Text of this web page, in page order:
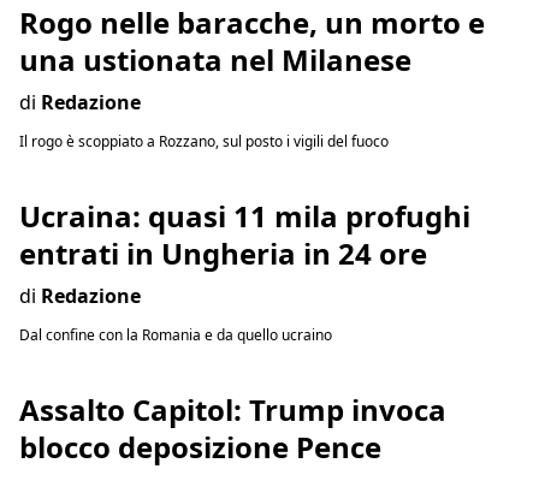
Rogo nelle baracche, un morto e
una ustionata nel Milanese
di Redazione
Il rogo è scoppiato a Rozzano, sul posto i vigili del fuoco
Ucraina: quasi 11 mila profughi
entrati in Ungheria in 24 ore
di Redazione
Dal confine con la Romania e da quello ucraino
Assalto Capitol: Trump invoca
blocco deposizione Pence